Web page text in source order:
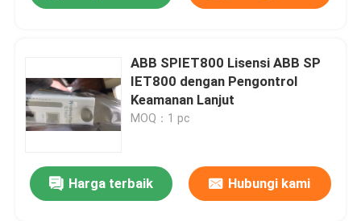
Tentang kami
Tur Pabrik
ABB SPIET800 Lisensi ABB SP
IET800 dengan Pengontrol
Keamanan Lanjut
MOQ：1 pc
Harga terbaik Hubungi kami